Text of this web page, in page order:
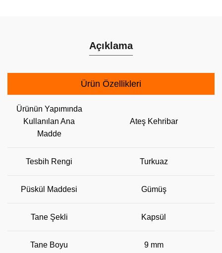
Açıklama
Ürün Özellikleri
Ürünün Yapımında
Kullanılan Ana
Madde
Ateş Kehribar
Tesbih Rengi Turkuaz
Püskül Maddesi Gümüş
Tane Şekli Kapsül
Tane Boyu 9 mm